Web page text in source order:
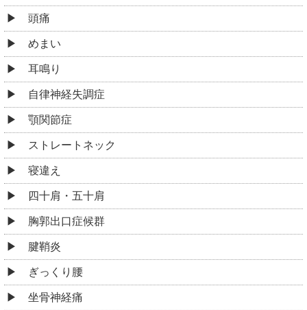
頭痛
めまい
耳鳴り
自律神経失調症
顎関節症
ストレートネック
寝違え
四十肩・五十肩
胸郭出口症候群
腱鞘炎
ぎっくり腰
坐骨神経痛